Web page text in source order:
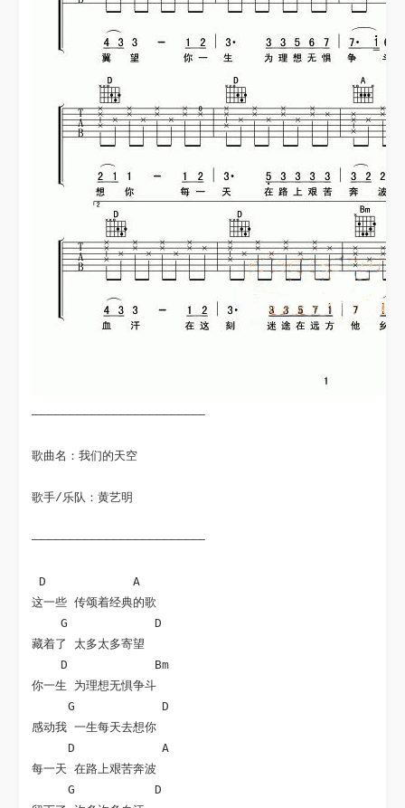
————————————————————————
歌曲名：我们的天空
歌手/乐队：黄艺明
————————————————————————
D            A
这一些 传颂着经典的歌
    G            D
藏着了 太多太多寄望
    D            Bm
你一生 为理想无惧争斗
     G            D
感动我 一生每天去想你
     D            A
每一天 在路上艰苦奔波
     G           D